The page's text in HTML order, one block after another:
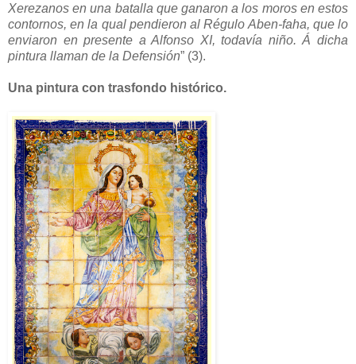
Xerezanos en una batalla que ganaron a los moros en estos
contornos, en la qual pendieron al Régulo Aben-faha, que lo
enviaron en presente a Alfonso XI, todavía niño. Á dicha
pintura llaman de la Defensión” (3).
Una pintura con trasfondo histórico.